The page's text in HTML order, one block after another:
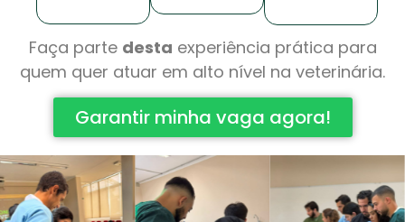
Faça parte desta experiência prática para
quem quer atuar em alto nível na veterinária.
Garantir minha vaga agora!